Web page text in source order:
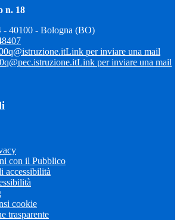
n. 18
- 40100 - Bologna (BO)
Link per inviare una mail
Link per inviare una mail
con il Pubblico
accessibilità
cookie
trasparente